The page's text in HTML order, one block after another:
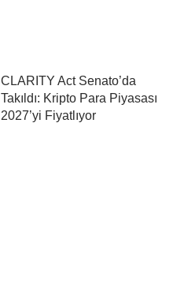
CLARITY Act Senato’da
Takıldı: Kripto Para Piyasası
2027’yi Fiyatlıyor